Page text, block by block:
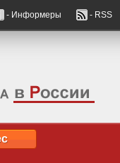
- Информеры - RSS